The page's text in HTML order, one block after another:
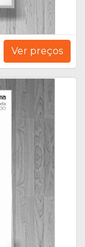
Ver preços